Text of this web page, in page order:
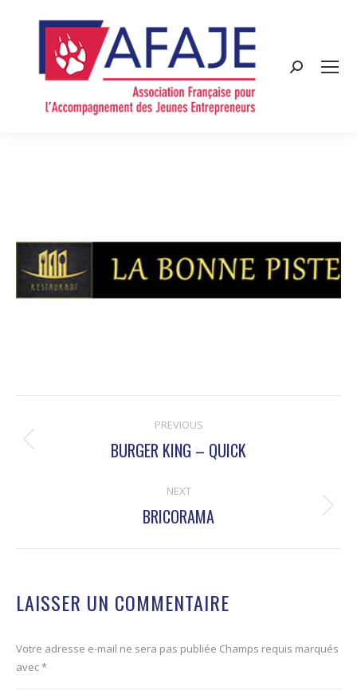
Search:
DE
COMMENTAIRE
PREVIOUS
Onglet
BURGER KING – QUICK
NEXT
Projets
BRICORAMA
LAISSER UN COMMENTAIRE
Votre adresse e-mail ne sera pas publiée Champs requis marqués
avec*